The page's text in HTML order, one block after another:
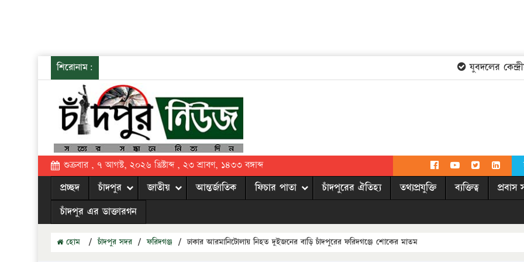
শিরোনাম: যুবদলের কেন্দ্রীয়
শুক্রবার , ৭ আগস্ট, ২০২৬ খ্রিষ্টাব্দ , ২৩ শ্রাবণ, ১৪৩৩ বঙ্গাব্দ
প্রচ্ছদ চাঁদপুর জাতীয় আন্তর্জাতিক ফিচার পাতা চাঁদপুরের ঐতিহ্য তথ্যপ্রযুক্তি ব্যক্তিত্ব প্রবাস
চাঁদপুর এর ডাক্তারগন
হোম / চাঁদপুর সদর / ফরিদগঞ্জ / ঢাকার আরমানিটোলায় নিহত দুইজনের বাড়ি চাঁদপুরের ফরিদগঞ্জে শোকের মাতম